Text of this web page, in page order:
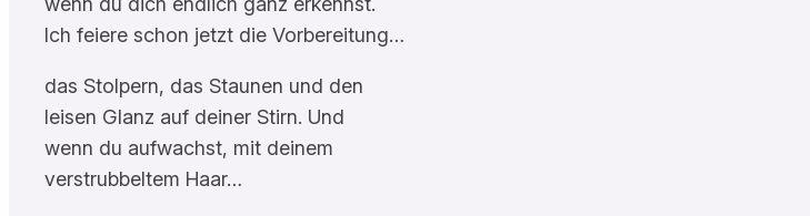
Ich feiere schon jetzt die Vorbereitung…
das Stolpern, das Staunen und den
leisen Glanz auf deiner Stirn. Und
wenn du aufwachst, mit deinem
verstrubbeltem Haar…